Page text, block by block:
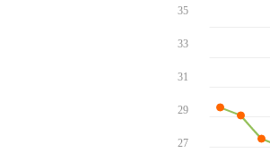
35
33
31
29
27